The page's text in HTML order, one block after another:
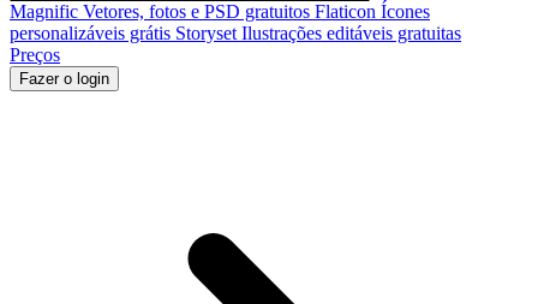
Magnific Vetores, fotos e PSD gratuitos Flaticon Ícones
personalizáveis grátis Storyset Ilustrações editáveis gratuitas
Preços
Fazer o login